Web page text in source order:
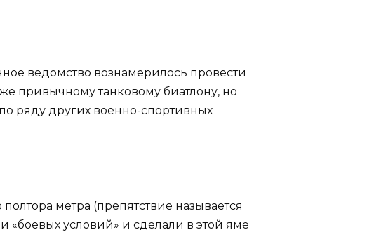
ведомство вознамерилось провести
привычному танковому биатлону, но
ряду других военно-спортивных
метра (препятствие называется
«боевых условий» и сделали в этой яме